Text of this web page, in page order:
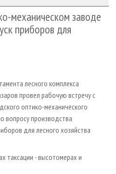
ПЛИТ
механическом заводе
приборов для
лесного комплекса
провел рабочую встречу с
оптико-механического
вопросу производства
для лесного хозяйства
таксации - высотомерах и